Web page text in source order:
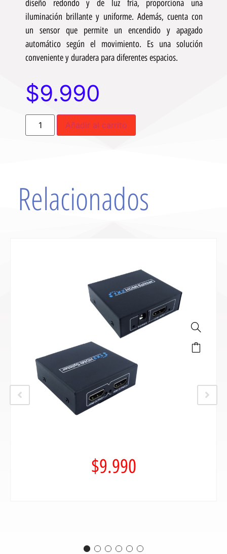
diseño redondo y de luz fría, proporciona una
iluminación brillante y uniforme. Además, cuenta con
un sensor que permite un encendido y apagado
automático según el movimiento. Es una solución
conveniente y duradera para diferentes espacios.
$9.990
Añadir al carrito
Relacionados
$9.990